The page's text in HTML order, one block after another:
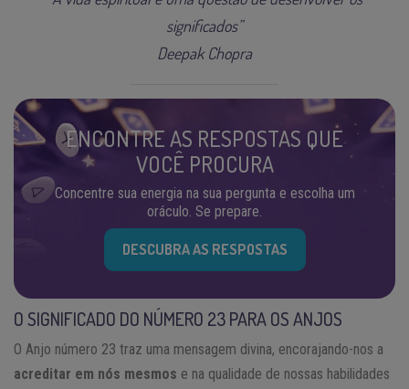
significados”
Deepak Chopra
ENCONTRE AS RESPOSTAS QUE
VOCÊ PROCURA
Concentre sua energia na sua pergunta e escolha um
oráculo. Se prepare.
DESCUBRA AS RESPOSTAS
O SIGNIFICADO DO NÚMERO 23 PARA OS ANJOS
O Anjo número 23 traz uma mensagem divina, encorajando-nos a
acreditar em nós mesmos e na qualidade de nossas habilidades